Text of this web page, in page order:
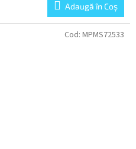
Adaugă în Coş
Cod: MPMS72533